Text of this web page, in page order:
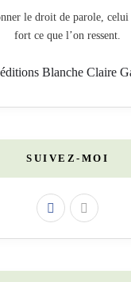
le droit de parole,
fort ce que l’on ressent.
SUIVEZ-MOI